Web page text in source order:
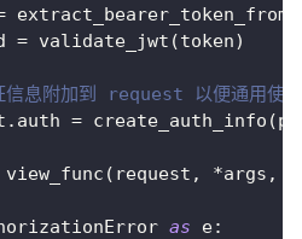
= validate_jwt (token)
信息附加到 request 以便通用使用
. auth = create_auth_info (
view_func ( request , *args ,
as e: